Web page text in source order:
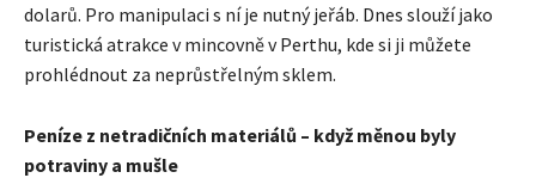
dolarů. Pro manipulaci s ní je nutný jeřáb. Dnes slouží jako
turistická atrakce v mincovně v Perthu, kde si ji můžete
prohlédnout za neprůstřelným sklem.
Peníze z netradičních materiálů – když měnou byly
potraviny a mušle